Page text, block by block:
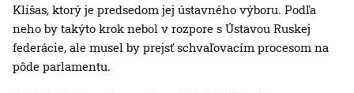
Klišas, ktorý je predsedom jej ústavného výboru. Podľa
neho by takýto krok nebol v rozpore s Ústavou Ruskej
federácie, ale musel by prejsť schvaľovacím procesom na
pôde parlamentu.